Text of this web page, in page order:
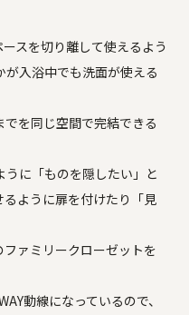
スを切り離して使えるよう
入浴中でも洗面が使える
を同じ空間で完結できる
に「ものを隠したい」と
ように扉を付けたり「見
ァミリークローゼットを
動線になっているので、